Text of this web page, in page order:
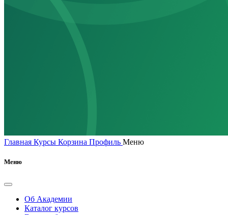
Главная Курсы Корзина Профиль Меню
Меню
Об Академии
Каталог курсов